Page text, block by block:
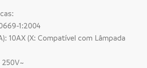
1:2004
10AX (X: Compatível com Lâmpada
250V~